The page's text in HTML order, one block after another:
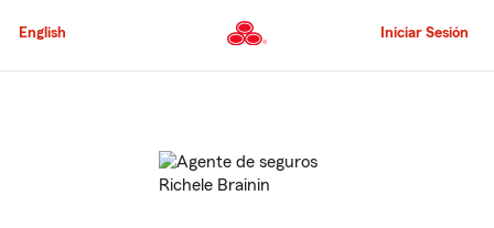
al
principal
English Iniciar Sesión